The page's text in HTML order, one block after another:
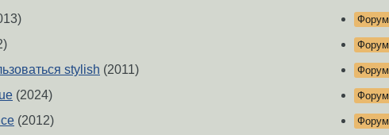
stylish (2011)
(2024)
(2012)
Форум
Форум
Форум
Форум
Форум